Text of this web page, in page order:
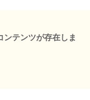
ンテンツが存在しま